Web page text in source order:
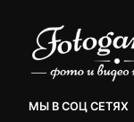
МЫ В СОЦ СЕТЯХ